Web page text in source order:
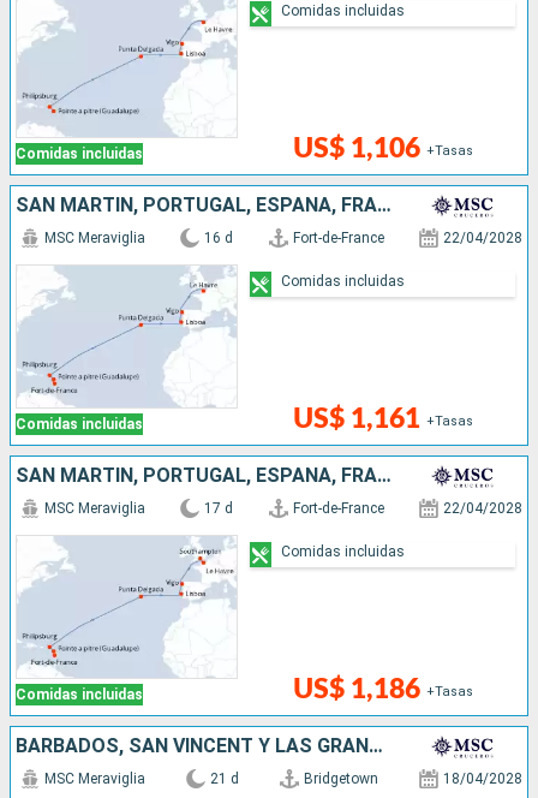
Comidas incluidas US$ 1,106 +Tasas
Comidas incluidas
SAN MARTÍN, PORTUGAL, ESPAÑA, FRANCIA
Comidas incluidas
MSC Meraviglia 16 d Fort-de-France 22/04/2028
US$ 1,161 +Tasas
Comidas incluidas
SAN MARTÍN, PORTUGAL, ESPAÑA, FRANCIA, REINO UNIDO
Comidas incluidas
MSC Meraviglia 17 d Fort-de-France 22/04/2028
US$ 1,186 +Tasas
Comidas incluidas
BARBADOS, SAN VINCENT Y LAS GRANADINAS, GRENADA, SAN MARTÍN, PORTUGAL, ESPAÑA, FRANCIA, REINO UNIDO
MSC Meraviglia 21 d Bridgetown 18/04/2028